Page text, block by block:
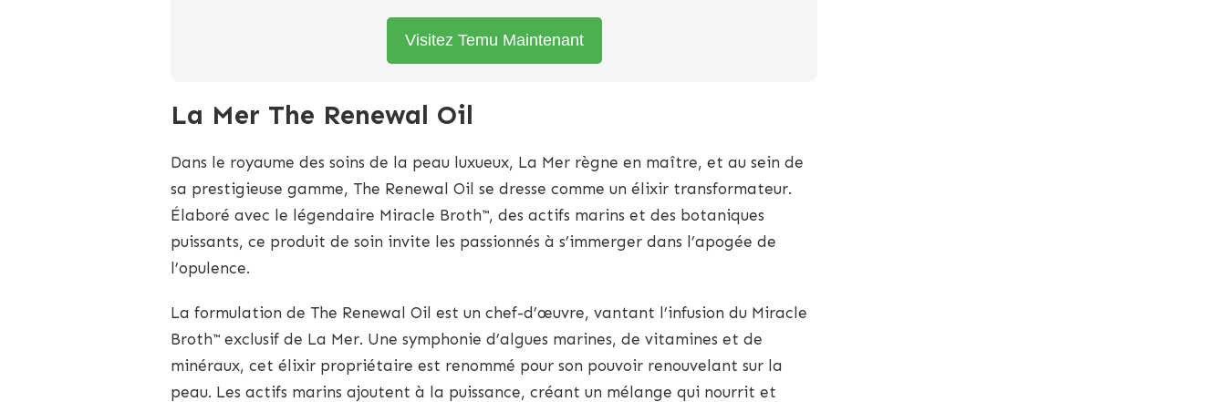
Visitez Temu Maintenant
La Mer The Renewal Oil
Dans le royaume des soins de la peau luxueux, La Mer règne en maître, et au sein de
sa prestigieuse gamme, The Renewal Oil se dresse comme un élixir transformateur.
Élaboré avec le légendaire Miracle Broth™, des actifs marins et des botaniques
puissants, ce produit de soin invite les passionnés à s’immerger dans l’apogée de
l’opulence.
La formulation de The Renewal Oil est un chef-d’œuvre, vantant l’infusion du Miracle
Broth™ exclusif de La Mer. Une symphonie d’algues marines, de vitamines et de
minéraux, cet élixir propriétaire est renommé pour son pouvoir renouvelant sur la
peau. Les actifs marins ajoutent à la puissance, créant un mélange qui nourrit et